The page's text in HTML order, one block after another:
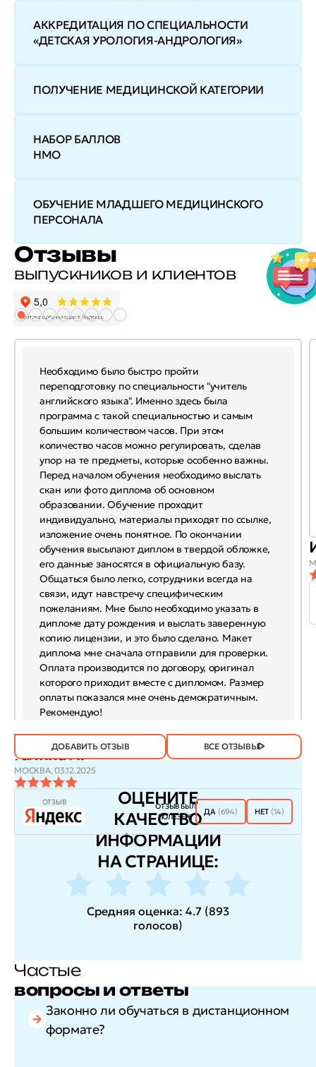
АККРЕДИТАЦИЯ ПО СПЕЦИАЛЬНОСТИ
«ДЕТСКАЯ УРОЛОГИЯ-АНДРОЛОГИЯ»
ПОЛУЧЕНИЕ МЕДИЦИНСКОЙ КАТЕГОРИИ
НАБОР БАЛЛОВ
НМО
ОБУЧЕНИЕ МЛАДШЕГО МЕДИЦИНСКОГО
ПЕРСОНАЛА
Отзывы
выпускников и клиентов
Необходимо было быстро пройти
переподготовку по специальности "учитель
английского языка". Именно здесь была
программа с такой специальностью и самым
большим количеством часов. При этом
количество часов можно регулировать, сделав
упор на те предметы, которые особенно важны.
Перед началом обучения необходимо выслать
скан или фото диплома об основном
образовании. Обучение проходит
индивидуально, материалы приходят по ссылке,
изложение очень понятное. По окончании
обучения высылают диплом в твердой обложке,
его данные заносятся в официальную базу.
Общаться было легко, сотрудники всегда на
связи, идут навстречу специфическим
пожеланиям. Мне было необходимо указать в
дипломе дату рождения и выслать заверенную
копию лицензии, и это было сделано. Макет
диплома мне сначала отправили для проверки.
Оплата производится по договору, оригинал
которого приходит вместе с дипломом. Размер
оплаты показался мне очень демократичным.
Рекомендую!
Галина Л.
МОСКВА,03.12.2025
ОТЗЫВ
ОТЗЫВ БЫЛ
ПОЛЕЗЕН?
ДА (694) НЕТ (14)
ДОБАВИТЬ ОТЗЫВ ВСЕ ОТЗЫВЫ
ОЦЕНИТЕ
КАЧЕСТВО
ИНФОРМАЦИИ
НА СТРАНИЦЕ:
Средняя оценка: 4.7 (893
голосов)
Частые
вопросы и ответы
Законно ли обучаться в дистанционном
формате?